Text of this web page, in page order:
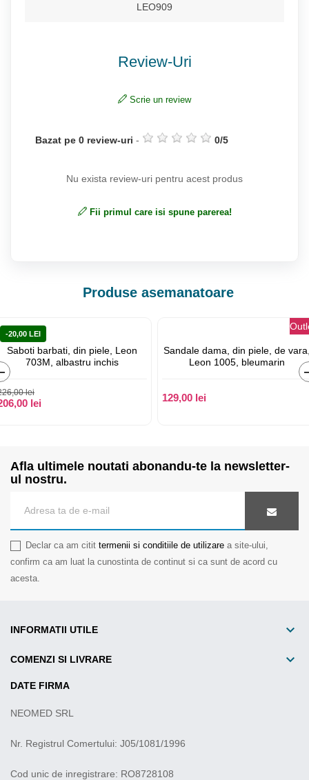
LEO909
Review-Uri
Scrie un review
Bazat pe 0 review-uri - 0/5
Nu exista review-uri pentru acest produs
Fii primul care isi spune parerea!
Produse asemanatoare
-20,00 LEI
Saboti barbati, din piele, Leon
703M, albastru inchis
lei
lei
Sandale dama, din piele, de
Leon 1005, bleumarin
129,00 lei
Afla ultimele noutati abonandu-te la newsletter-
ul nostru.
Declar ca am citit termenii si conditiile de utilizare a site-ului,
confirm ca am luat la cunostinta de continut si ca sunt de acord cu
acesta.
INFORMATII UTILE 
COMENZI SI LIVRARE 
DATE FIRMA
NEOMED SRL
Nr. Registrul Comertului: J05/1081/1996
Cod unic de inregistrare: RO8728108